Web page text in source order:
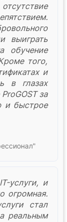
выиграть
обучение
того,
и
в глазах
за
и быстрое
услуги, и
огромная.
стал
реальным